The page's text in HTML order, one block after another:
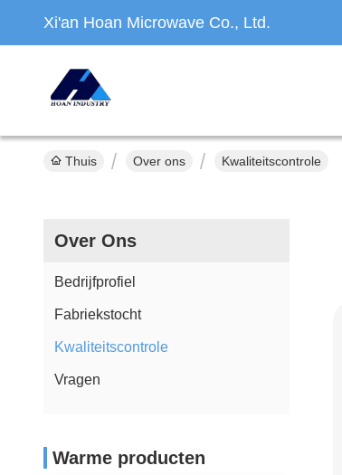
Xi'an Hoan Microwave Co., Ltd.
Thuis Over ons Kwaliteitscontrole
Over Ons
Bedrijfprofiel
Fabriekstocht
Kwaliteitscontrole
Vragen
Warme producten